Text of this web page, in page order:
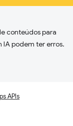
conteúdos para
podem ter erros.
APIs